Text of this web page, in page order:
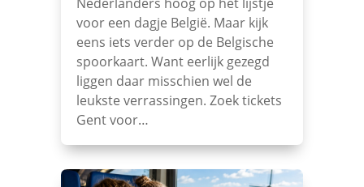
voor een dagje België. Maar kijk
eens iets verder op de Belgische
spoorkaart. Want eerlijk gezegd
liggen daar misschien wel de
leukste verrassingen. Zoek tickets
Gent voor…